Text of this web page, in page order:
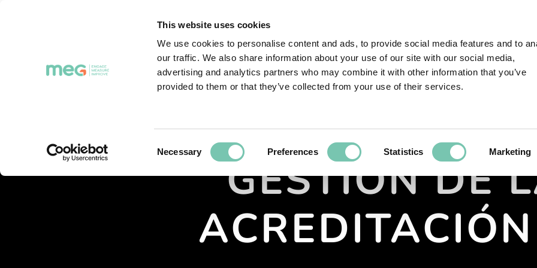
This website uses cookies
We use cookies to personalise content and ads, to provide social media features and to
our traffic. We also share information about your use of our site with our social media,
advertising and analytics partners who may combine it with other information that you’ve
provided to them or that they’ve collected from your use of their services.
Necessary Preferences Statistics Marketing
PRODUCTOS MEG EN ACCIÓN
GESTIÓN DE